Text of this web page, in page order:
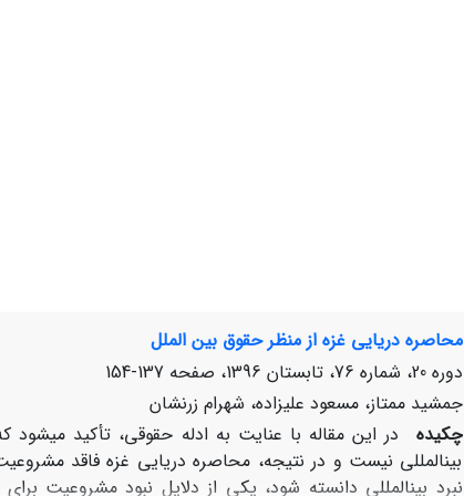
محاصره دریایی غزه از منظر حقوق بین‏ الملل
دوره 20، شماره 76، تابستان 1396، صفحه
137-154
جمشید ممتاز، مسعود علیزاده، شهرام زرنشان
چکیده
در این مقاله با عنایت به ادله حقوقی، تأکید می‏شود
بین‏المللی نیست و در نتیجه، محاصره دریایی غزه فاقد
نبرد بین‏المللی دانسته شود، یکی از دلایل نبود مشروعیت